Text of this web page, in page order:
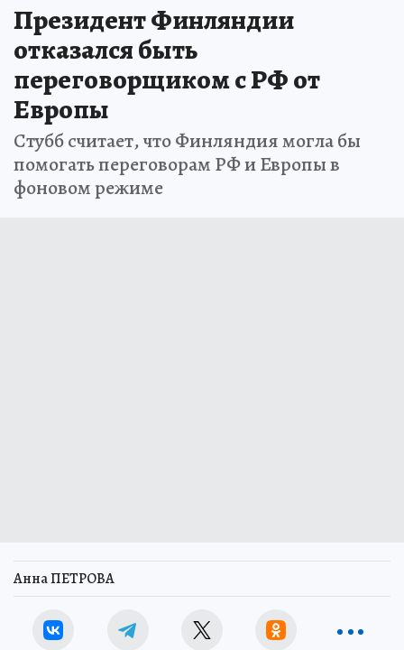
Президент Финляндии
отказался быть
переговорщиком с РФ от
Европы
Стубб считает, что Финляндия могла бы
помогать переговорам РФ и Европы в
фоновом режиме
Анна ПЕТРОВА